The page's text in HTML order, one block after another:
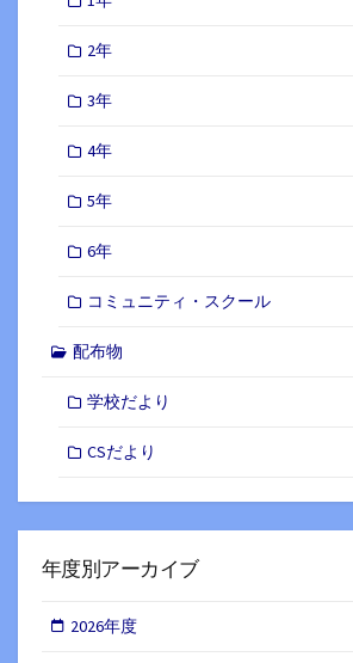
2年
3年
4年
5年
6年
コミュニティ・スクール
配布物
学校だより
CSだより
年度別アーカイブ
2026年度